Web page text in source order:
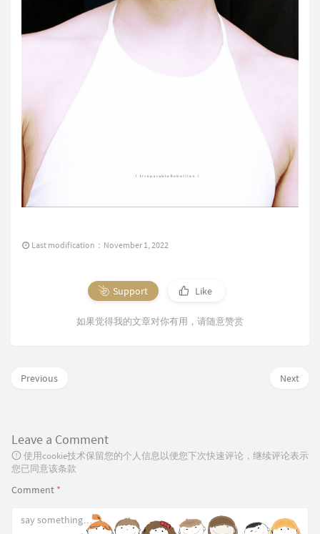
Last modification：November 1, 2022
Support Like
如果觉得我的文章对你有用，请随意赞赏
Next
Previous
Leave a Comment
使用cookie技术保留您的个人信息以便您下次快速评论，继续评论表示
您已同意该条款
Comment *